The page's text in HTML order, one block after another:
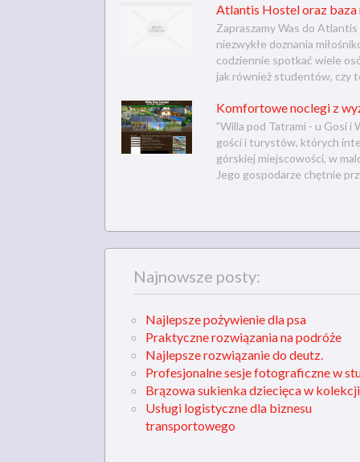
Atlantis Hostel oraz baza
Zapraszamy Was do
niezwykłe doznania
codziennie spotkać wiele
jak również studentów, czy
Komfortowe noclegi z
"Willa pod Tatrami - u Gosi
gości i turystów, których
górskiej miejscowości, w
Jego gospodarze chętnie
Najnowsze posty:
Najlepsze pożywienie dla psa
Praktyczne rozwiązania na podróże
Najlepsze rozwiązanie do deutz.
Profesjonalne sesje fotograficzne w
Brązowa sukienka dziecięca w
Usługi logistyczne dla biznesu
transportowego